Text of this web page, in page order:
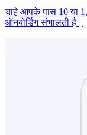
चाहे आपके पास 10 या
ऑनबोर्डिंग संभालती है।